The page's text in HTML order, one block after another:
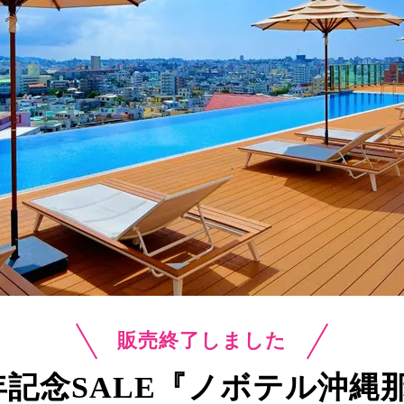
販売終了しました
記念SALE 『ノボテル沖縄